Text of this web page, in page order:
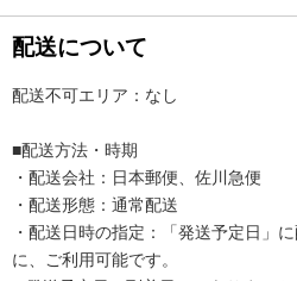
配送について
配送不可エリア：なし
■配送方法・時期
・配送会社：日本郵便、佐川急便
・配送形態：通常配送
・配送日時の指定：「発送予定日」
に、ご利用可能です。